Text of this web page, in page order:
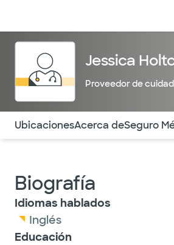
Jessica
Proveedor de
Utilice esta navegación para
UbicacionesAcerca deSeguro
Biografía
Idiomas hablados
Inglés
Educación